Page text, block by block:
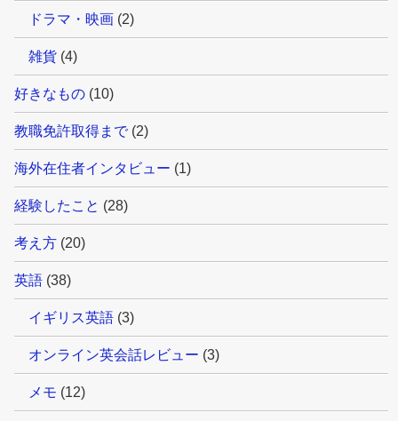
ドラマ・映画 (2)
雑貨 (4)
好きなもの (10)
教職免許取得まで(2)
海外在住者インタビュー (1)
経験したこと (28)
考え方 (20)
英語 (38)
イギリス英語 (3)
オンライン英会話レビュー (3)
メモ (12)